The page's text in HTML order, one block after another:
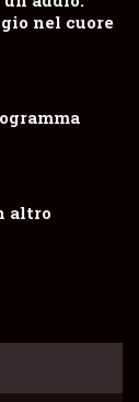
nel cuore
altro